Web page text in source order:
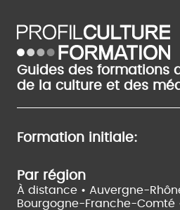
Guides des formations
de la culture et des
Formation initiale:
Par région
À distance • Auvergne-
Bourgogne-Franche-Comté